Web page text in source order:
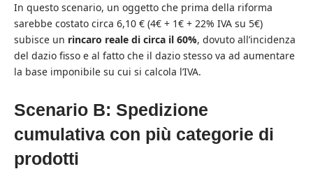
In questo scenario, un oggetto che prima della riforma
sarebbe costato circa 6,10 € (4€ + 1€ + 22% IVA su 5€)
subisce un rincaro reale di circa il 60%, dovuto all’incidenza
del dazio fisso e al fatto che il dazio stesso va ad aumentare
la base imponibile su cui si calcola l’IVA.
Scenario B: Spedizione
cumulativa con più categorie di
prodotti